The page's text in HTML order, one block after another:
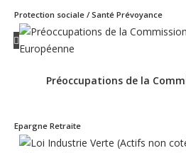
Protection sociale / Santé Prévoyance
Préoccupations de la
Epargne Retraite